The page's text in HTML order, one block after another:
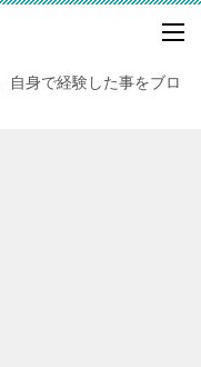
自身で経験した事をブロ